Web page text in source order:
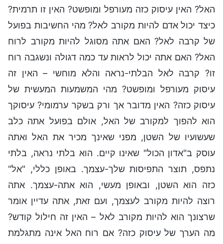
האל? האין עיסוק כזה מעורפל ומופשט? האין זו תרמית?
כיצד יכול אדם להיות מקורב לאל? מהי החשיבות בפועל
של קרבה לאל? האם אתה מסוגל להיות מקורב לרוח
האל? האם אתה יכול לראות עד כמה דגולה ונשגבה רוח
זו? קרבה לאל הבלתי-נראה והלא מוחשי – האין זה
עיסוק מעורפל ומופשט? מהי המשמעות המעשית של
עיסוק כזה? האין מדובר אך ורק בשקר ערמומי? עיסוקך
הוא להפוך למקורב של האל, אולם בפועל אתה כלב
שעשועיו של השטן, מפני שאינך מכיר את האל ואתה
עוסק ב"אדון הכול" שאינו קיים. הוא בלתי נראה, בלתי
נתפס, תוצר התפיסות שלך-עצמך. באופן כללי, "אל"
כזה הוא השטן, ובאופן מעשי, הוא אתה-עצמך. אתה
רוצה להיות מקורב לעצמך, ועם זאת, אתה עדיין אומר
שרצונך הוא להיות מקורב לאל – האין זה חילול קודש?
מה הערך של עיסוק כזה? אם רוח האל אינה מתגלמת